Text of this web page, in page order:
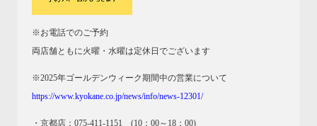
※お電話でのご予約
両店舗ともに火曜・水曜は定休日でございます
※2025年ゴールデンウィーク期間中の営業について
https://www.kyokane.co.jp/news/info/news-12301/
・京都店：075-411-1151 (10：00～18：00)